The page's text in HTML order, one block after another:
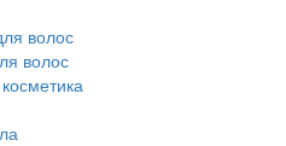
волос
волос